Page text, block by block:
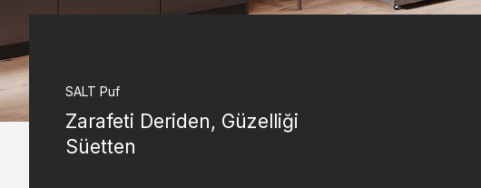
SALT Puf
Zarafeti Deriden, Güzelliği
Süetten